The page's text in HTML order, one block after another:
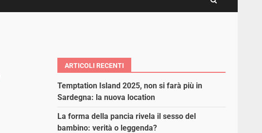
ARTICOLI RECENTI
Temptation Island 2025, non si farà più in
Sardegna: la nuova location
La forma della pancia rivela il sesso del
bambino: verità o leggenda?